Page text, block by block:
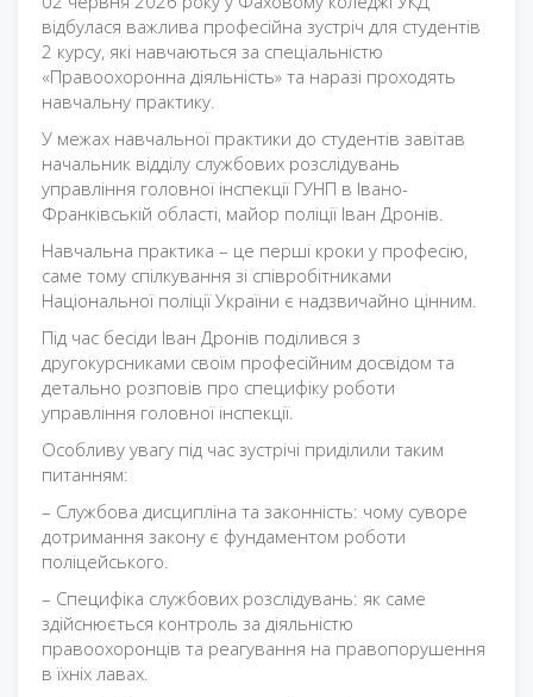
відбулася важлива професійна зустріч для студентів
2 курсу, які навчаються за спеціальністю
«Правоохоронна діяльність» та наразі проходять
навчальну практику.
У межах навчальної практики до студентів завітав
начальник відділу службових розслідувань
управління головної інспекції ГУНП в Івано-
Франківській області, майор поліції Іван Дронів.
Навчальна практика – це перші кроки у професію,
саме тому спілкування зі співробітниками
Національної поліції України є надзвичайно цінним.
Під час бесіди Іван Дронів поділився з
другокурсниками своїм професійним досвідом та
детально розповів про специфіку роботи
управління головної інспекції.
Особливу увагу під час зустрічі приділили таким
питанням:
– Службова дисципліна та законність: чому суворе
дотримання закону є фундаментом роботи
поліцейського.
– Специфіка службових розслідувань: як саме
здійснюється контроль за діяльністю
правоохоронців та реагування на правопорушення
в їхніх лавах.